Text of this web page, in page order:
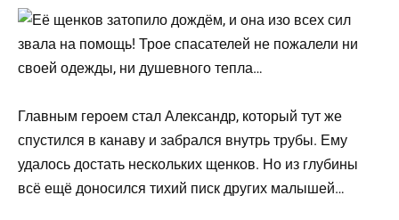
Главным героем стал Александр, который тут же
спустился в канаву и забрался внутрь трубы. Ему
удалось достать нескольких щенков. Но из глубины
всё ещё доносился тихий писк других малышей…